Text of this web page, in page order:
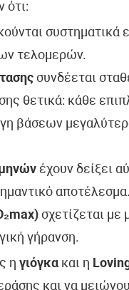
ότι:
συστηματικά
τελομερών.
συνδέεται
θετικά: κάθε
βάσεων
έχουν δείξει
αποτέλεσμα.
σχετίζεται με
γήρανση.
ηγιόγκα και η
και να